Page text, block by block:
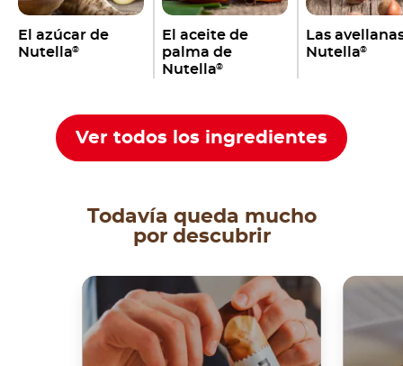
El azúcar de
Nutella®
El aceite de
palma de
Nutella®
Las
Nutella®
Ver todos los ingredientes
Todavía queda mucho
por descubrir